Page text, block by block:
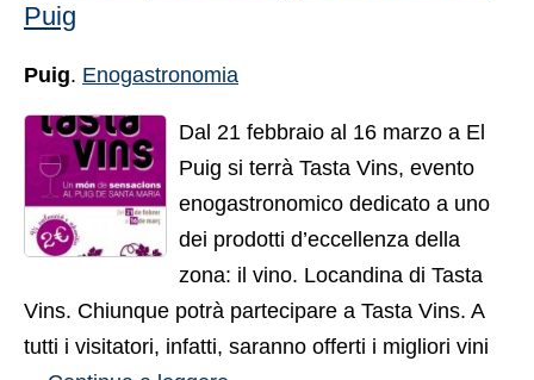
Puig
Puig. Enogastronomia
Dal 21 febbraio al 16 marzo a El
Puig si terrà Tasta Vins, evento
enogastronomico dedicato a uno
dei prodotti d’eccellenza della
zona: il vino. Locandina di Tasta
Vins. Chiunque potrà partecipare a Tasta Vins. A
tutti i visitatori, infatti, saranno offerti i migliori vini